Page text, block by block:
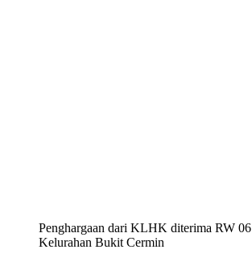
Penghargaan dari KLHK diterima RW 06
Kelurahan Bukit Cermin